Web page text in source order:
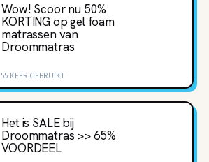
Wow! Scoor nu 50‌%
KORTING op gel foam
matrassen van
Droommatras
55 KEER GEBRUIKT
Het is SALE bij
Droommatras >> 65%
VOORDEEL